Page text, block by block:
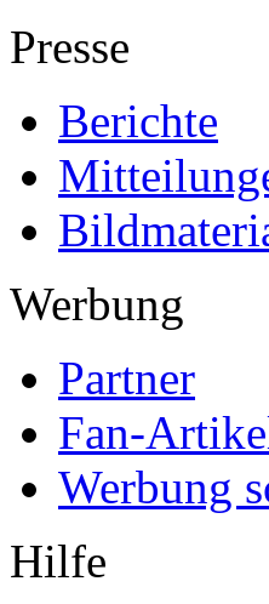
Presse
Berichte
Werbung
Partner
Fan-
Werbung
Hilfe